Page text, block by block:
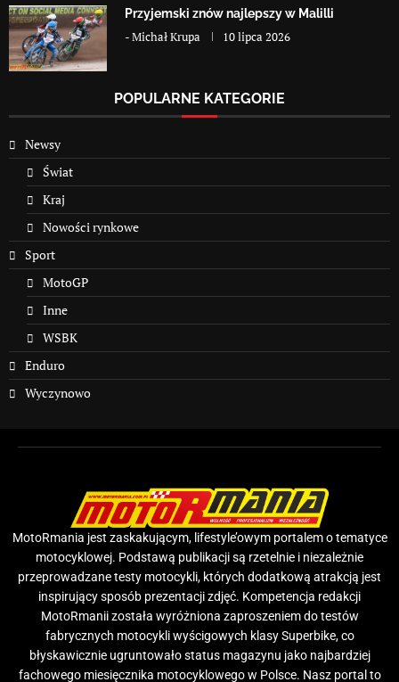
Przyjemski znów najlepszy w Malilli
-Michał Krupa 10 lipca 2026
POPULARNE KATEGORIE
Newsy
Świat
Kraj
Nowości rynkowe
Sport
MotoGP
Inne
WSBK
Enduro
Wyczynowo
MotoRmania jest zaskakującym, lifestyle’owym portalem o tematyce
motocyklowej. Podstawą publikacji są rzetelnie i niezależnie
przeprowadzane testy motocykli, których dodatkową atrakcją jest
inspirujący sposób prezentacji zdjęć. Kompetencja redakcji
MotoRmanii została wyróżniona zaproszeniem do testów
fabrycznych motocykli wyścigowych klasy Superbike, co
błyskawicznie ugruntowało status magazynu jako najbardziej
fachowego miesięcznika motocyklowego w Polsce. Nasz portal to